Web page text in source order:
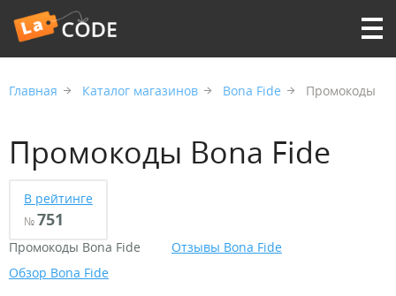
Главная Каталог магазинов Bona Fide Промокоды
Промокоды Bona Fide
В рейтинге
№751
Промокоды Bona Fide
Отзывы Bona Fide
Обзор Bona Fide